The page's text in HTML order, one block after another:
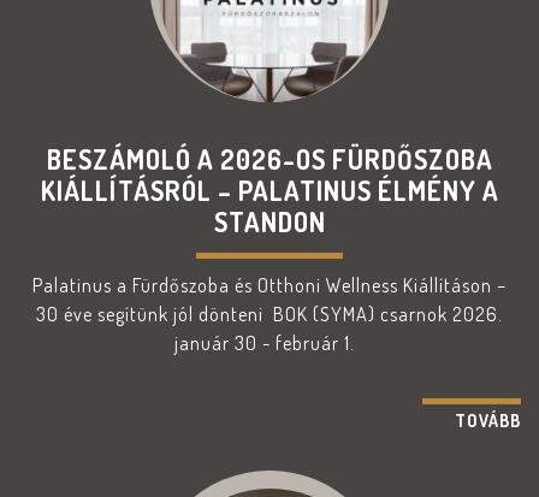
BESZÁMOLÓ A 2026-OS FÜRDŐSZOBA
KIÁLLÍTÁSRÓL – PALATINUS ÉLMÉNY A
STANDON
Palatinus a Fürdőszoba és Otthoni Wellness Kiállításon –
30 éve segítünk jól dönteni BOK (SYMA) csarnok 2026.
január 30 - február 1.
TOVÁBB